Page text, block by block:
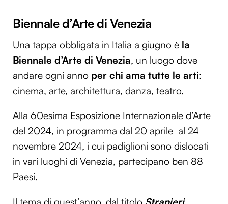
Biennale d’Arte di Venezia
Una tappa obbligata in Italia a giugno è la
Biennale d’Arte di Venezia, un luogo dove
andare ogni anno per chi ama tutte le arti:
cinema, arte, architettura, danza, teatro.
Alla 60esima Esposizione Internazionale d’Arte
del 2024, in programma dal 20 aprile al 24
novembre 2024, i cui padiglioni sono dislocati
in vari luoghi di Venezia, partecipano ben 88
Paesi.